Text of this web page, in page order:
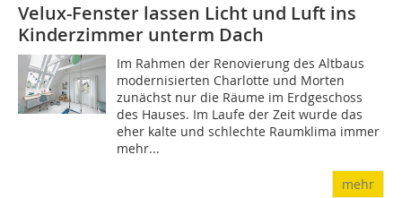
Velux-Fenster lassen Licht und Luft ins
Kinderzimmer unterm Dach
Im Rahmen der Renovierung des Altbaus
modernisierten Charlotte und Morten
zunächst nur die Räume im Erdgeschoss
des Hauses. Im Laufe der Zeit wurde das
eher kalte und schlechte Raumklima immer
mehr...
mehr